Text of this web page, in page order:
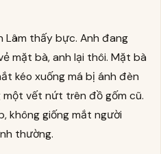
Lâm thấy bực. Anh đang
mặt bà, anh lại thôi. Mặt bà
kéo xuống má bị ánh đèn
một vết nứt trên đồ gốm cũ.
không giống mắt người
thường.